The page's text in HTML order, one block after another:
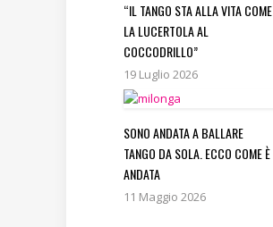
“IL TANGO STA ALLA VITA COME
LA LUCERTOLA AL
COCCODRILLO”
19 Luglio 2026
SONO ANDATA A BALLARE
TANGO DA SOLA. ECCO COME È
ANDATA
11 Maggio 2026